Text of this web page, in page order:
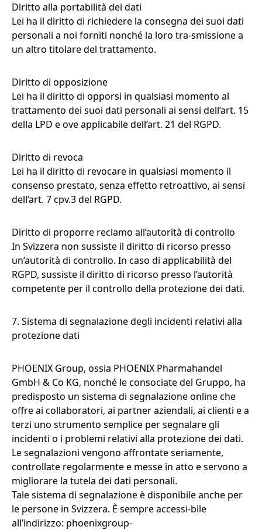
Diritto alla portabilità dei dati
Lei ha il diritto di richiedere la consegna dei suoi dati
personali a noi forniti nonché la loro tra-smissione a
un altro titolare del trattamento.
Diritto di opposizione
Lei ha il diritto di opporsi in qualsiasi momento al
trattamento dei suoi dati personali ai sensi dell’art. 15
della LPD e ove applicabile dell’art. 21 del RGPD.
Diritto di revoca
Lei ha il diritto di revocare in qualsiasi momento il
consenso prestato, senza effetto retroattivo, ai sensi
dell’art. 7 cpv.3 del RGPD.
Diritto di proporre reclamo all’autorità di controllo
In Svizzera non sussiste il diritto di ricorso presso
un’autorità di controllo. In caso di applicabilità del
RGPD, sussiste il diritto di ricorso presso l’autorità
competente per il controllo della protezione dei dati.
7. Sistema di segnalazione degli incidenti relativi alla
protezione dati
PHOENIX Group, ossia PHOENIX Pharmahandel
GmbH & Co KG, nonché le consociate del Gruppo, ha
predisposto un sistema di segnalazione online che
offre ai collaboratori, ai partner aziendali, ai clienti e a
terzi uno strumento semplice per segnalare gli
incidenti o i problemi relativi alla protezione dei dati.
Le segnalazioni vengono affrontate seriamente,
controllate regolarmente e messe in atto e servono a
migliorare la tutela dei dati personali.
Tale sistema di segnalazione è disponibile anche per
le persone in Svizzera. È sempre accessi-bile
all’indirizzo: phoenixgroup-